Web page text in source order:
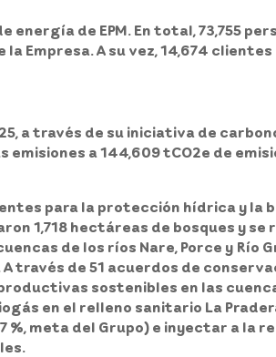
energía de EPM. En total, 73,755
Empresa. A su vez, 14,674
a través de su iniciativa de
a 144,609 tCO2e de
para la protección hídrica y la
1,718 hectáreas de bosques y
de los ríos Nare, Porce y Río
A través de 51 acuerdos de
sostenibles en las
en el relleno sanitario La
meta del Grupo) e inyectar a la